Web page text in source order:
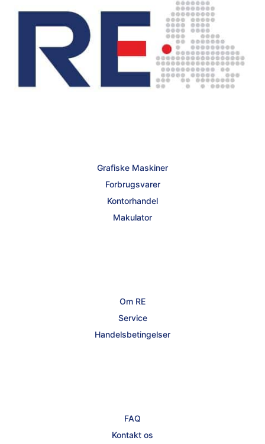
Grafiske Maskiner
Forbrugsvarer
Kontorhandel
Makulator
Om RE
Service
Handelsbetingelser
FAQ
Kontakt os